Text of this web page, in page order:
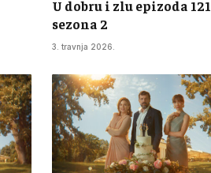
U dobru i zlu epizoda 121
sezona 2
3. travnja 2026.